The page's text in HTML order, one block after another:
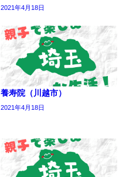
2021年4月18日
養寿院（川越市）
2021年4月18日